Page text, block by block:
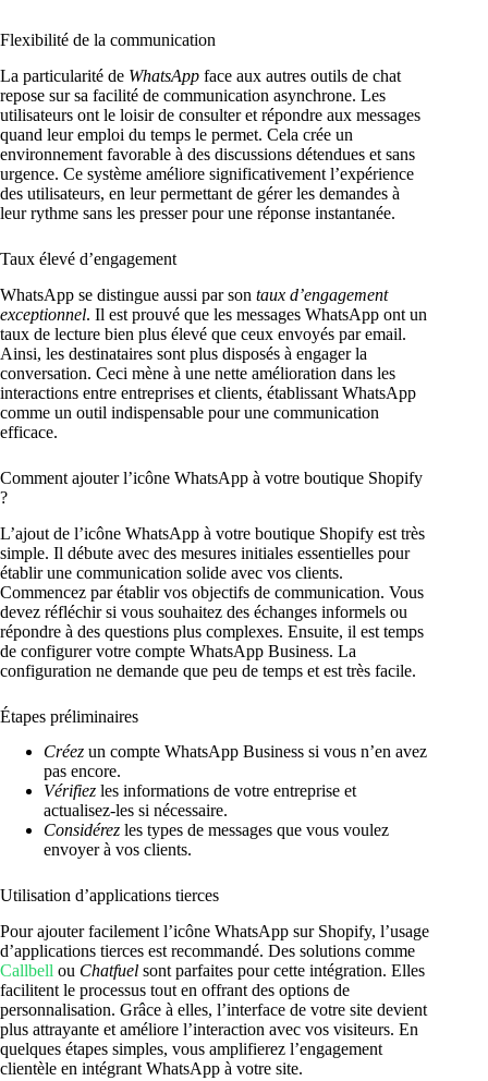
Flexibilité de la communication
La particularité de WhatsApp face aux autres outils de chat
repose sur sa facilité de communication asynchrone. Les
utilisateurs ont le loisir de consulter et répondre aux messages
quand leur emploi du temps le permet. Cela crée un
environnement favorable à des discussions détendues et sans
urgence. Ce système améliore significativement l’expérience
des utilisateurs, en leur permettant de gérer les demandes à
leur rythme sans les presser pour une réponse instantanée.
Taux élevé d’engagement
WhatsApp se distingue aussi par son taux d’engagement
exceptionnel. Il est prouvé que les messages WhatsApp ont un
taux de lecture bien plus élevé que ceux envoyés par email.
Ainsi, les destinataires sont plus disposés à engager la
conversation. Ceci mène à une nette amélioration dans les
interactions entre entreprises et clients, établissant WhatsApp
comme un outil indispensable pour une communication
efficace.
Comment ajouter l’icône WhatsApp à votre boutique Shopify
?
L’ajout de l’icône WhatsApp à votre boutique Shopify est très
simple. Il débute avec des mesures initiales essentielles pour
établir une communication solide avec vos clients.
Commencez par établir vos objectifs de communication. Vous
devez réfléchir si vous souhaitez des échanges informels ou
répondre à des questions plus complexes. Ensuite, il est temps
de configurer votre compte WhatsApp Business. La
configuration ne demande que peu de temps et est très facile.
Étapes préliminaires
Créez un compte WhatsApp Business si vous n’en avez
pas encore.
Vérifiez les informations de votre entreprise et
actualisez-les si nécessaire.
Considérez les types de messages que vous voulez
envoyer à vos clients.
Utilisation d’applications tierces
Pour ajouter facilement l’icône WhatsApp sur Shopify, l’usage
d’applications tierces est recommandé. Des solutions comme
Callbell ou Chatfuel sont parfaites pour cette intégration. Elles
facilitent le processus tout en offrant des options de
personnalisation. Grâce à elles, l’interface de votre site devient
plus attrayante et améliore l’interaction avec vos visiteurs. En
quelques étapes simples, vous amplifierez l’engagement
clientèle en intégrant WhatsApp à votre site.